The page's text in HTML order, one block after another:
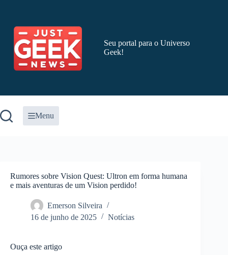
conteúdo
Seu portal para o Universo
Geek!
Menu
Rumores sobre Vision Quest: Ultron em forma humana
e mais aventuras de um Vision perdido!
Emerson Silveira
16 de junho de 2025
Notícias
Ouça este artigo